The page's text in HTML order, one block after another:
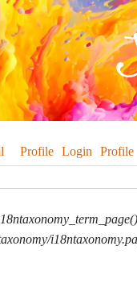
Profile Login Profile